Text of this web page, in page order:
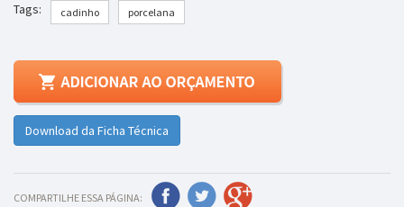
Tags: cadinho porcelana
Download da Ficha Técnica
COMPARTILHE ESSA PÁGINA: